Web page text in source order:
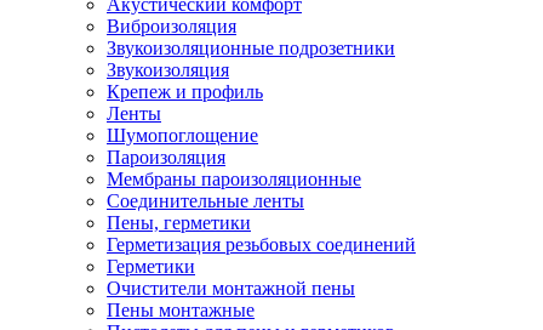
Виброизоляция
Звукоизоляционные подрозетники
Звукоизоляция
Крепеж и профиль
Ленты
Шумопоглощение
Пароизоляция
Мембраны пароизоляционные
Соединительные ленты
Пены, герметики
Герметизация резьбовых соединений
Герметики
Очистители монтажной пены
Пены монтажные